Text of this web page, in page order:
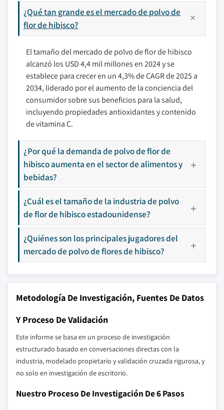
¿Qué tan grande es el mercado de polvo de
flor de hibisco?
El tamaño del mercado de polvo de flor de hibisco
alcanzó los USD 4,4 mil millones en 2024 y se
establece para crecer en un 4,3% de CAGR de 2025 a
2034, liderado por el aumento de la conciencia del
consumidor sobre sus beneficios para la salud,
incluyendo propiedades antioxidantes y contenido
de vitamina C.
¿Por qué la demanda de polvo de flor de
hibisco aumenta en el sector de alimentos y
bebidas?
¿Cuál es el tamaño de la industria de polvo
de flor de hibisco estadounidense?
¿Quiénes son los principales jugadores del
mercado de polvo de flores de hibisco?
Metodología De Investigación, Fuentes De Datos
Y Proceso De Validación
Este informe se basa en un proceso de investigación
estructurado basado en conversaciones directas con la
industria, modelado propietario y validación cruzada rigurosa, y
no solo en investigación de escritorio.
Nuestro Proceso De Investigación De 6 Pasos